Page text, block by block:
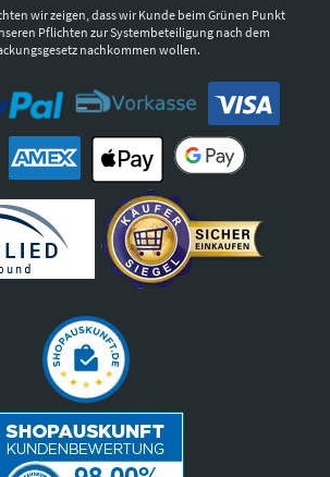
wir zeigen, dass wir Kunde beim Grünen Punkt
Pflichten zur Systembeteiligung nach dem
nachkommen wollen.